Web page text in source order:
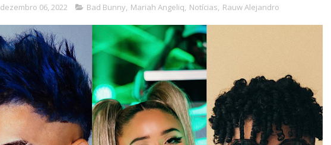
dezembro 06, 2022 Bad Bunny, Mariah Angeliq, Notícias, Rauw Alejandro